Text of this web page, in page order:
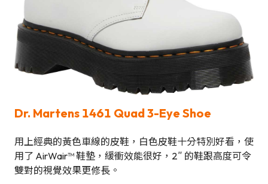
Dr. Martens 1461 Quad 3-Eye Shoe
用上經典的黃色車線的皮鞋，白色皮鞋十分特別好看，使
用了 AirWair™ 鞋墊，緩衝效能很好，2″ 的鞋跟高度可令
雙對的視覺效果更修長。